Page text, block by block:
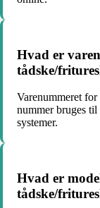
Hvad er
tådske/
Varenummeret
nummer bruges
systemer.
Hvad er
tådske/